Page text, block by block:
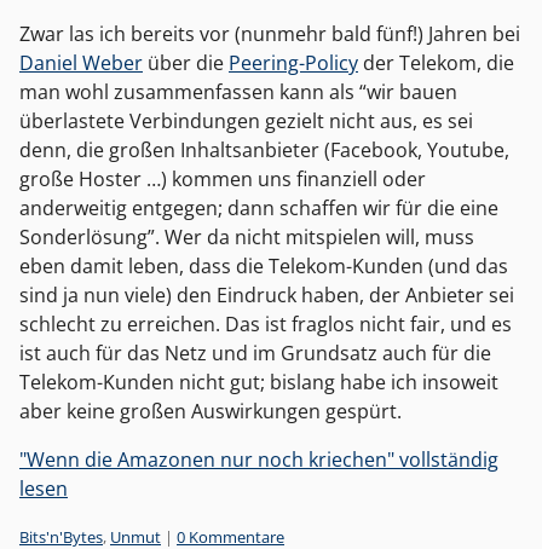
Zwar las ich bereits vor (nunmehr bald fünf!) Jahren bei
Daniel Weber über die Peering-Policy der Telekom, die
man wohl zusammenfassen kann als “wir bauen
überlastete Verbindungen gezielt nicht aus, es sei
denn, die großen Inhaltsanbieter (Facebook, Youtube,
große Hoster …) kommen uns finanziell oder
anderweitig entgegen; dann schaffen wir für die eine
Sonderlösung”. Wer da nicht mitspielen will, muss
eben damit leben, dass die Telekom-Kunden (und das
sind ja nun viele) den Eindruck haben, der Anbieter sei
schlecht zu erreichen. Das ist fraglos nicht fair, und es
ist auch für das Netz und im Grundsatz auch für die
Telekom-Kunden nicht gut; bislang habe ich insoweit
aber keine großen Auswirkungen gespürt.
"Wenn die Amazonen nur noch kriechen" vollständig
lesen
Kategorien:
Bits'n'Bytes, Unmut | 0 Kommentare